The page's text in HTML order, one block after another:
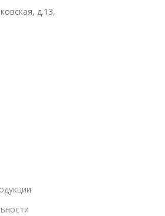
д.13,